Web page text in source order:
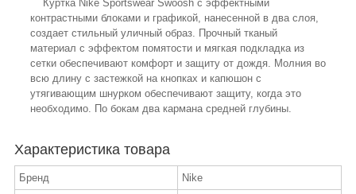
Куртка Nike Sportswear Swoosh с эффектными
контрастными блоками и графикой, нанесенной в два слоя,
создает стильный уличный образ. Прочный тканый
материал с эффектом помятости и мягкая подкладка из
сетки обеспечивают комфорт и защиту от дождя. Молния во
всю длину с застежкой на кнопках и капюшон с
утягивающим шнурком обеспечивают защиту, когда это
необходимо. По бокам два кармана средней глубины.
Характеристика товара
Бренд
Nike